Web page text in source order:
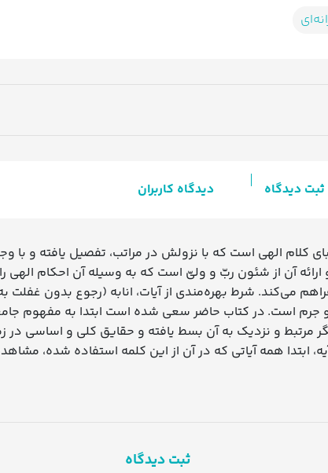
ثبت دیدگاه دیدگاه کاربران
کلام الهی است که با نزولش در مراتب، تفصیل یافته و با
آن از شئون ربّ و ولیّ است که به وسیله آن احکام الهی
می‌کند. شرط بهره‌مندی از آیات، انابه (رجوع بدون
و جرم است. در کتاب حاضر سعی شده است ابتدا به مفهوم
مرتبط و نزدیک به آن بسط یافته و حقایق کلی و اساسی در
ابتدا همه آیاتی که در آن از این کلمه استفاده شده،
ثبت دیدگاه